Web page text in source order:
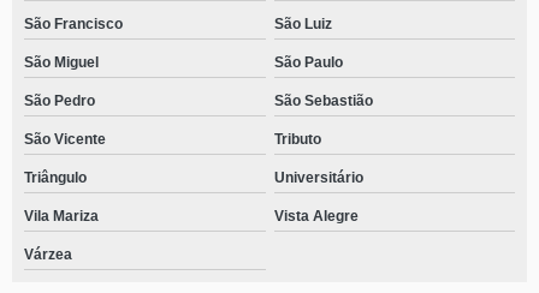
São Francisco São Luiz
São Miguel São Paulo
São Pedro São Sebastião
São Vicente Tributo
Triângulo Universitário
Vila Mariza Vista Alegre
Várzea